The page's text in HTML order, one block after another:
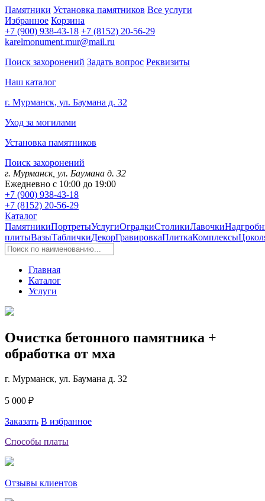
Памятники Установка памятников Все услуги
Избранное Корзина
+7 (900) 938-43-18 +7 (8152) 20-56-29
karelmonument.mur@mail.ru
Поиск захоронений Задать вопрос Реквизиты
Наш каталог
г. Мурманск, ул. Баумана д. 32
Уход за могилами
Установка памятников
Поиск захоронений
г. Мурманск, ул. Баумана д. 32
Ежедневно с 10:00 до 19:00
+7 (900) 938-43-18
+7 (8152) 20-56-29
Каталог
ПамятникиПортретыУслугиОградкиСтоликиЛавочки
плитыВазыТабличкиДекорГравировкаПлиткаКомплексы
Главная
Каталог
Услуги
Очистка бетонного памятника +
обработка от мха
г. Мурманск, ул. Баумана д. 32
5 000 ₽
Заказать В избранное
Способы платы
Отзывы клиентов